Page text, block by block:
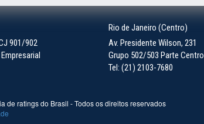
901/902
Rio de Janeiro (Centro)
Av. Presidente Wilson, 231
Grupo 502/503 Parte Centro
Tel: (21) 2103-7680
de ratings do Brasil - Todos os direitos reservados